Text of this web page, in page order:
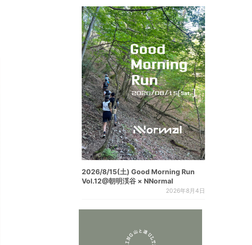
2026/8/15(土) Good Morning Run
Vol.12@朝明渓谷 × NNormal
2026年8月4日